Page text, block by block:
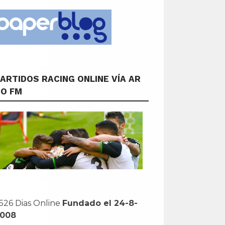
RACING ONLINE VÍA AR
FM
Dias Online Fundado el 24-8-